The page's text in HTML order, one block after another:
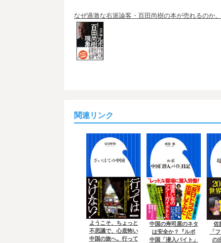
なぜ過激な右派論客・百田尚樹の本が売れるのか
関連リンク
ようこそ、ちょっと
不思議で、心底怖い
中国の旅へ。行って
中国の寿司屋のネタ
は安全か？『ルポ
中国「潜入バイト」
佐
「
の